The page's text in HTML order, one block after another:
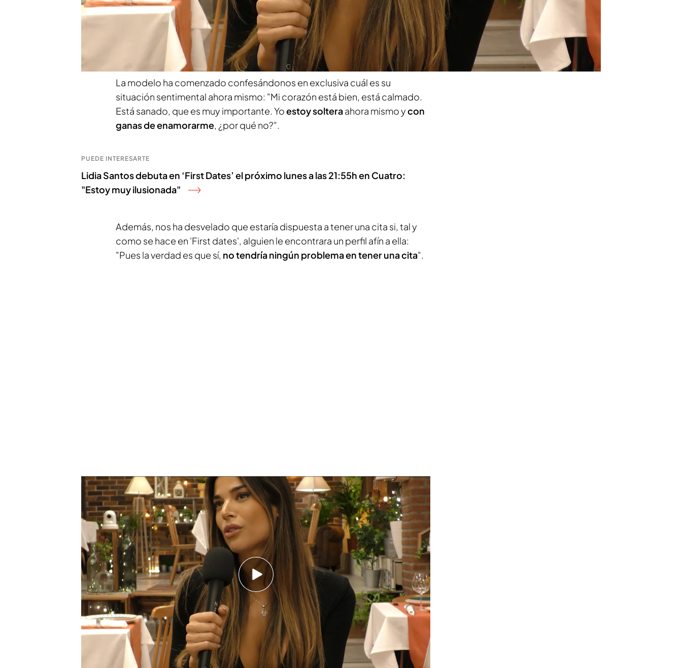
Soberay sus nuevos compañerosestán encantados con su llegada , y
aseguran que se ha adaptado a la perfección. En Cuatro.comhemos
compartido un rato con ella y le hemos hecho nuestro particular
cuestionario sobre el amor.
La modelo ha comenzado confesándonos en exclusiva cuál es su
situación sentimental ahora mismo: "Mi corazón está bien, está calmado.
Está sanado, que es muy importante. Yoestoy solteraahora mismo ycon
ganas de enamorarme, ¿por qué no?".
PUEDE INTERESARTE
Lidia Santos debuta en ‘First Dates’ el próximo lunes a las 21:55h en Cuatro:
"Estoy muy ilusionada"
Además, nos ha desvelado que estaría dispuesta a tener una cita si, tal y
como se hace en 'First dates', alguien le encontrara un perfil afín a ella:
"Pues la verdad es que sí, no tendría ningún problema en tener una cita".
Lidia Santos nos cuenta en qué proyectos estuvo desde su participación en 'Supervivientes' hasta su llegada a 'First
Dates' Exclusivo web 24/10/2025
PUEDE INTERESARTE
'First dates' celebra Halloween con dos programas terroríficos: el jueves y el
viernes, en Cuatro
Eso sí, Lidia es más de conocer en persona y nunca ha usado las
aplicaciones para ligar: "Te voy a ser sincera. Yonunca he sido fan de las
aplicaciones para ligar.Me abrí Tinder una vez en Miami hace seis o siete
años. Conforme me lo abrí, me arrepentí y lo cerré. Y la verdad es que
nunca he utilizadoaplicaciones para ligar porque
me gusta más el trato
del tú a tú, el encuentro, el contacto con esa persona. Pero bueno, nunca